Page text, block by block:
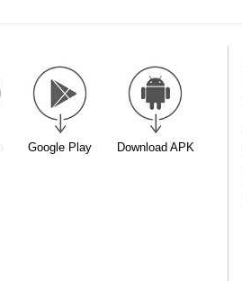
Google Play Download APK